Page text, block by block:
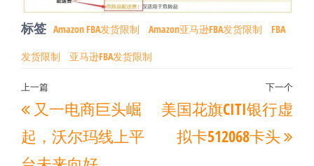
标签 Amazon FBA发货限制 Amazon亚马逊FBA发货限制 FBA
发货限制 亚马逊FBA发货限制
文
章
导
航
上
一
篇
上一篇
又一电商巨头崛
起，沃尔玛线上平
下
下一个
美国花旗CITI银行虚
拟卡512068卡头